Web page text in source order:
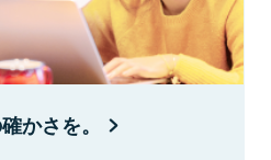
かさを。